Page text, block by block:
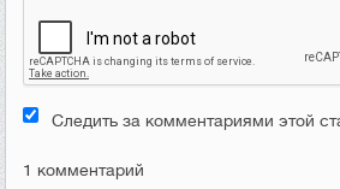
Следить за комментариями этой
1 комментарий